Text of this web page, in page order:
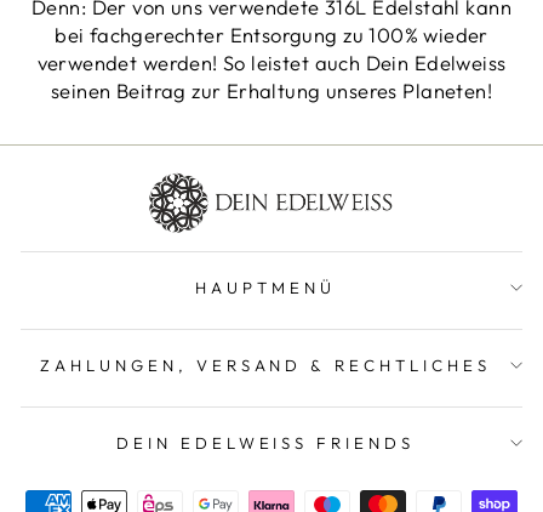
Denn: Der von uns verwendete 316L Edelstahl kann
bei fachgerechter Entsorgung zu 100% wieder
verwendet werden! So leistet auch Dein Edelweiss
seinen Beitrag zur Erhaltung unseres Planeten!
HAUPTMENÜ
ZAHLUNGEN, VERSAND & RECHTLICHES
DEIN EDELWEISS FRIENDS